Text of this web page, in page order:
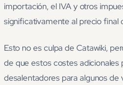
importación, el IVA y otros
significativamente al precio final
Esto no es culpa de Catawiki,
de que estos costes adicionales
desalentadores para algunos de